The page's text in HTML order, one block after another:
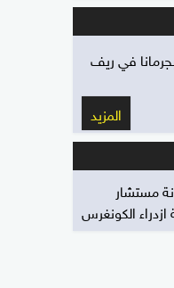
في ريف
المزيد
مستشار
الكونغرس